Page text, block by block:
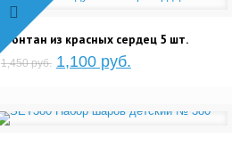
Фонтан из красных сердец 5 шт.
1,450 руб. 1,100 руб.